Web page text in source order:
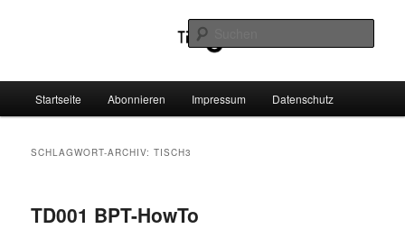
Tisch3
Startseite Abonnieren Impressum Datenschutz
SCHLAGWORT-ARCHIV:TISCH3
TD001 BPT-HowTo